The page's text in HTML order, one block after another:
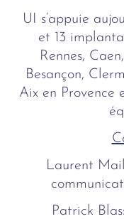
UI s’appuie
et 13
Rennes,
Besançon,
Aix en Provence
Laurent
Patrick